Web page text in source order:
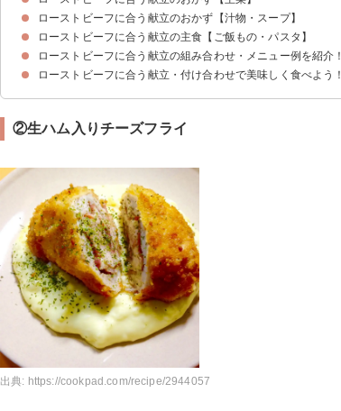
①マカロニグラタン
②生ハム入りチーズフライ
③ロールキャベツ
④アクアパッツァ
⑤鶏もも肉のハーブグリル
⑥豚肉と玉ねぎのソテー
⑦チーズフォンデュ
ローストビーフに合う献立のおかず【汁物・スープ】
①ビシソワーズ
②洋風豚汁
③きのこと豆腐のスープ
④簡単オニオングラタンスープ
⑤レンコンの和風スープ
ローストビーフに合う献立の主食【ご飯もの・パスタ】
①パエリア
②アスパラガスのリゾット
⑤洋風混ぜ寿司
④トマトの冷製パスタ
⑤ピザ
⑥ポキ丼
ローストビーフに合う献立の組み合わせ・メニュー例を紹介！
献立メニュー例①
献立メニュー例②
献立メニュー例③
献立メニュー例④
ローストビーフに合う献立・付け合わせで美味しく食べよう！
②生ハム入りチーズフライ
出典: https://cookpad.com/recipe/2944057